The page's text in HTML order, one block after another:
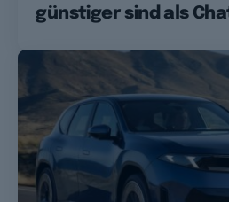
günstiger sind als